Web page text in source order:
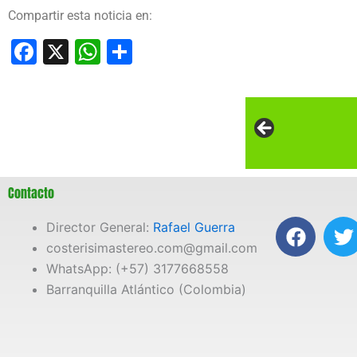
Compartir esta noticia en:
Facebook
X WhatsApp
Contacto
Director General: Rafael Guerra
costerisimastereo.com@gmail.com
WhatsApp: (+57) 3177668558
Barranquilla Atlántico (Colombia)
F
a
T